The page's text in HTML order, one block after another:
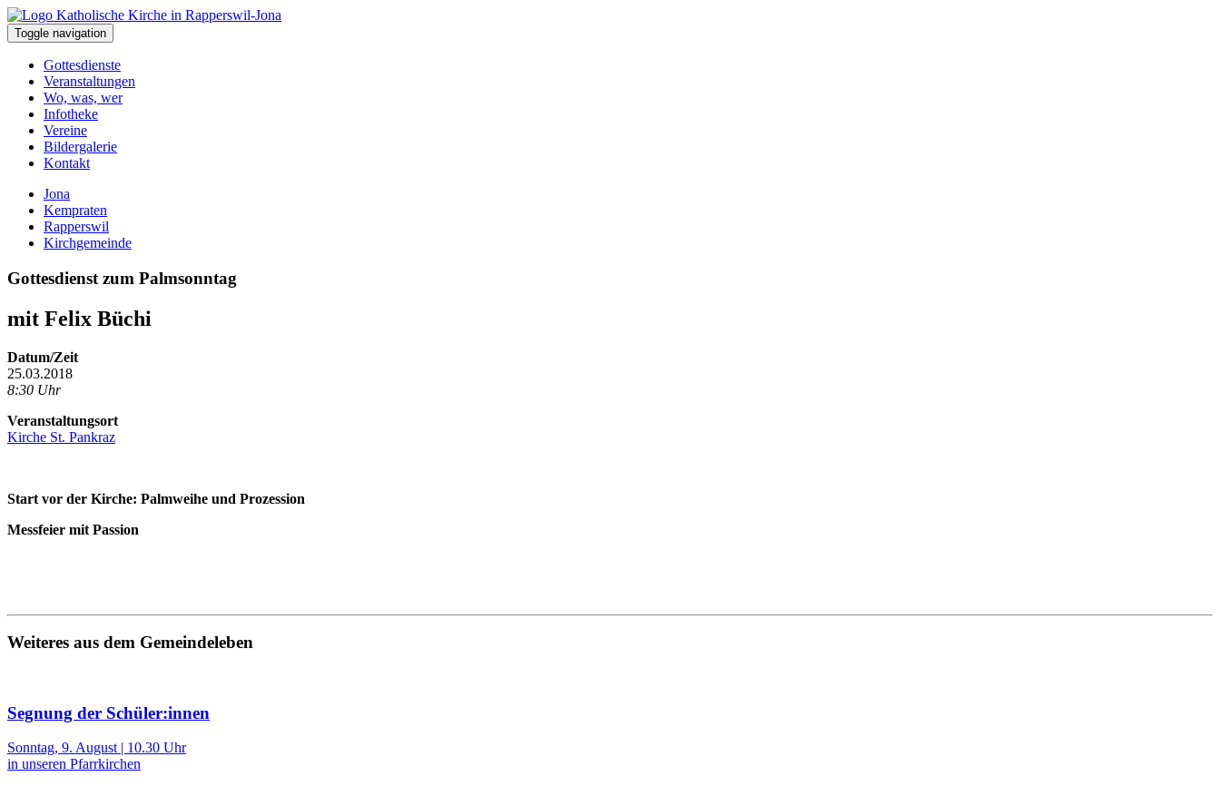
Toggle navigation
Gottesdienste
Veranstaltungen
Wo, was, wer
Infotheke
Vereine
Bildergalerie
Kontakt
Jona
Kempraten
Rapperswil
Kirchgemeinde
Gottesdienst zum Palmsonntag
mit Felix Büchi
Datum/Zeit
25.03.2018
8:30 Uhr
Veranstaltungsort
Kirche St. Pankraz
Start vor der Kirche: Palmweihe und Prozession
Messfeier mit Passion
Weiteres aus dem Gemeindeleben
Segnung der Schüler:innen
Sonntag, 9. August | 10.30 Uhr
in unseren Pfarrkirchen